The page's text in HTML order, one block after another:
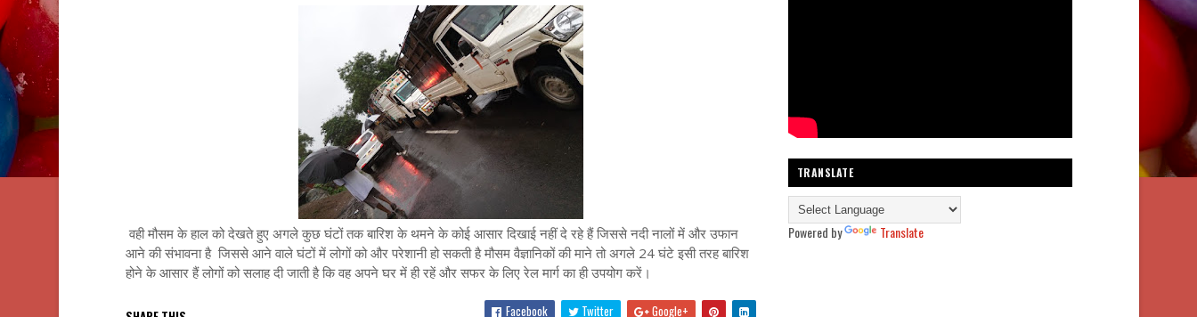
वही मौसम के हाल को देखते हुए अगले कुछ घंटों तक बारिश के थमने के कोई आसार दिखाई नहीं दे रहे हैं जिससे नदी नालों में और उफान
आने की संभावना है जिससे आने वाले घंटों में लोगों को और परेशानी हो सकती है मौसम वैज्ञानिकों की माने तो अगले 24 घंटे इसी तरह बारिश
होने के आसार हैं लोगों को सलाह दी जाती है कि वह अपने घर में ही रहें और सफर के लिए रेल मार्ग का ही उपयोग करें।
Facebook Twitter Google+
TRANSLATE
Powered by Translate